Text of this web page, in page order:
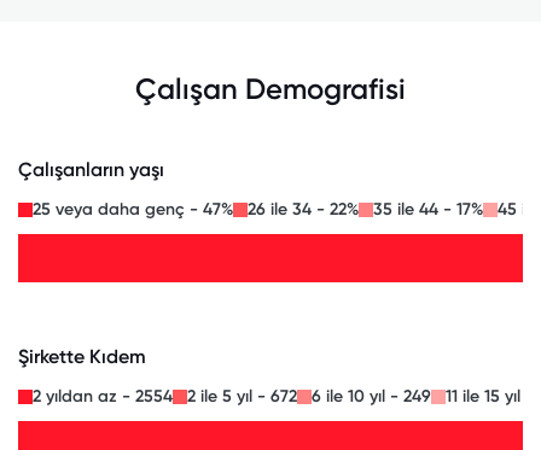
Çalışan Demografisi
Çalışanların yaşı
25 veya daha genç - 47% 26 ile 34 - 22% 35 ile 44 - 17% 45
Şirkette Kıdem
2 yıldan az - 2554 2 ile 5 yıl - 672 6 ile 10 yıl - 249 11 ile 15 yıl -